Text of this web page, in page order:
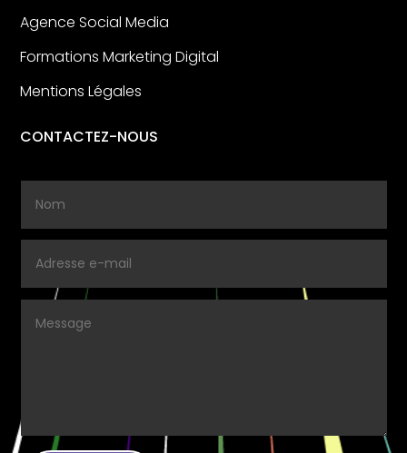
Agence Social Media
Formations Marketing Digital
Mentions Légales
CONTACTEZ-NOUS